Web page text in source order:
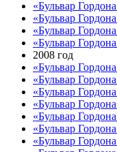
«Бульвар
«Бульвар
«Бульвар
«Бульвар
2008 год
«Бульвар
«Бульвар
«Бульвар
«Бульвар
«Бульвар
«Бульвар
«Бульвар